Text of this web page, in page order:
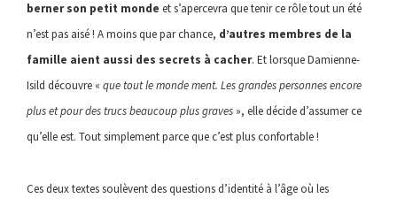
berner son petit monde et s’apercevra que tenir ce rôle tout un été
n’est pas aisé ! A moins que par chance, d’autres membres de la
famille aient aussi des secrets à cacher. Et lorsque Damienne-
Isild découvre « que tout le monde ment. Les grandes personnes encore
plus et pour des trucs beaucoup plus graves », elle décide d’assumer ce
qu’elle est. Tout simplement parce que c’est plus confortable !
Ces deux textes soulèvent des questions d’identité à l’âge où les